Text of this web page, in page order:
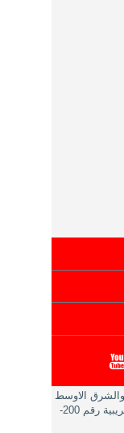
الاوسط
سجل تجاري رقم 5-00111-191 ,بطاقة ضريبية رقم 200-